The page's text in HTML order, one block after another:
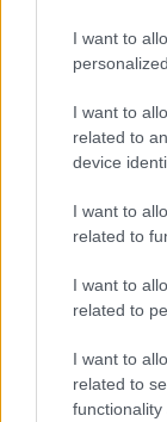
I want to
I want to
related to
device
I want to
related to
I want to
related to
I want to
related to
Več iz
Ko ne veš, kaj
doživetja, ki niso
Pravica do umora